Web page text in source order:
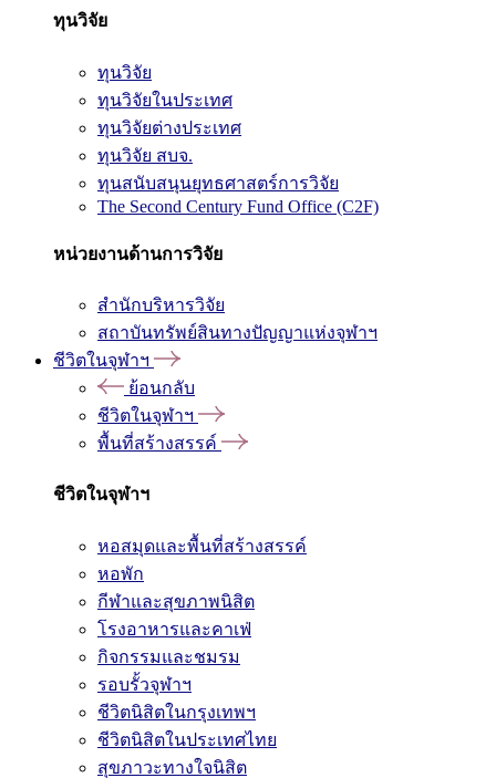
ทุนวิจัย
ทุนวิจัย
ทุนวิจัยในประเทศ
ทุนวิจัยต่างประเทศ
ทุนวิจัย สบจ.
ทุนสนับสนุนยุทธศาสตร์การวิจัย
The Second Century Fund Office (C2F)
หน่วยงานด้านการวิจัย
สำนักบริหารวิจัย
สถาบันทรัพย์สินทางปัญญาแห่งจุฬาฯ
ชีวิตในจุฬาฯ
ย้อนกลับ
ชีวิตในจุฬาฯ
พื้นที่สร้างสรรค์
ชีวิตในจุฬาฯ
หอสมุดและพื้นที่สร้างสรรค์
หอพัก
กีฬาและสุขภาพนิสิต
โรงอาหารและคาเฟ่
กิจกรรมและชมรม
รอบรั้วจุฬาฯ
ชีวิตนิสิตในกรุงเทพฯ
ชีวิตนิสิตในประเทศไทย
สุขภาวะทางใจนิสิต